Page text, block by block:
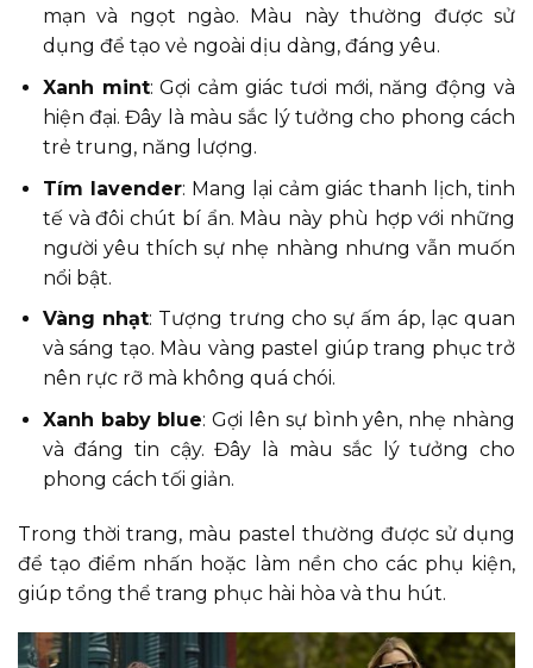
mạn và ngọt ngào. Màu này thường được sử
dụng để tạo vẻ ngoài dịu dàng, đáng yêu.
Xanh mint: Gợi cảm giác tươi mới, năng động và
hiện đại. Đây là màu sắc lý tưởng cho phong cách
trẻ trung, năng lượng.
Tím lavender: Mang lại cảm giác thanh lịch, tinh
tế và đôi chút bí ẩn. Màu này phù hợp với những
người yêu thích sự nhẹ nhàng nhưng vẫn muốn
nổi bật.
Vàng nhạt: Tượng trưng cho sự ấm áp, lạc quan
và sáng tạo. Màu vàng pastel giúp trang phục trở
nên rực rỡ mà không quá chói.
Xanh baby blue: Gợi lên sự bình yên, nhẹ nhàng
và đáng tin cậy. Đây là màu sắc lý tưởng cho
phong cách tối giản.
Trong thời trang, màu pastel thường được sử dụng
để tạo điểm nhấn hoặc làm nền cho các phụ kiện,
giúp tổng thể trang phục hài hòa và thu hút.